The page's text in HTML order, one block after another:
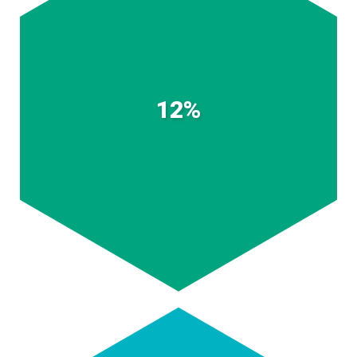
12%
Estudiantes de ITM y Colegio Mayor
(Sinergia).